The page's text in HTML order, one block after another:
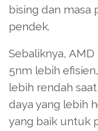
bising dan masa
pendek.
Sebaliknya,
5nm lebih
lebih rendah
daya yang lebih
yang baik untuk